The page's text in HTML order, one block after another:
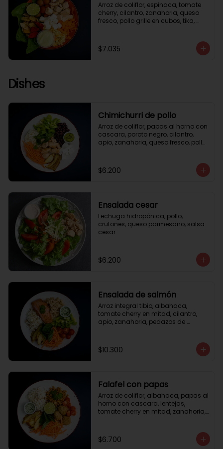
Arroz de coliflor, espinaca, tomate
cherry, cilantro, zanahoria, queso
fresco, pollo grille en cubos, tika,
$7.035
Dishes
Chimichurri de pollo
Arroz de coliflor, papas al horno con
cascara, poroto negro, cilantro,
apio, zanahoria, queso fresco, pollo
$6.200
Ensalada cesar
Lechuga hidropónica, pollo,
crutones, queso parmesano, salsa
cesar
$6.200
Ensalada de salmón
Arroz integral tibio, albahaca,
tomate cherry en mitad, cilantro,
apio, zanahoria, pedazos de
verde, limón.
$10.300
Falafel con papas
Arroz de coliflor, albahaca, papas al
horno con cascara, lentejas,
tomate cherry en mitad, zanahoria,
$6.700